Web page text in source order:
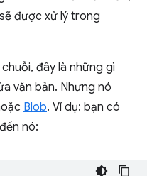
sẽ được xử lý trong
đây là những gì
văn bản. Nhưng nó
Blob. Ví dụ: bạn có
nó: